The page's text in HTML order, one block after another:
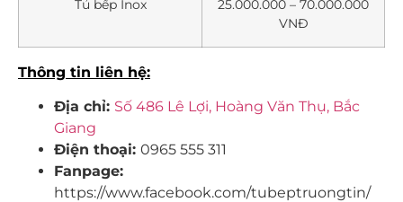
Tủ bếp Inox
25.000.000 – 70.000.000
VNĐ
Thông tin liên hệ:
Địa chỉ: Số 486 Lê Lợi, Hoàng Văn Thụ, Bắc
Giang
Điện thoại: 0965 555 311
Fanpage:
https://www.facebook.com/tubeptruongtin/